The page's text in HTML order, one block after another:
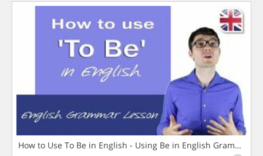
How to Use To Be in English - Using Be in English Grammar